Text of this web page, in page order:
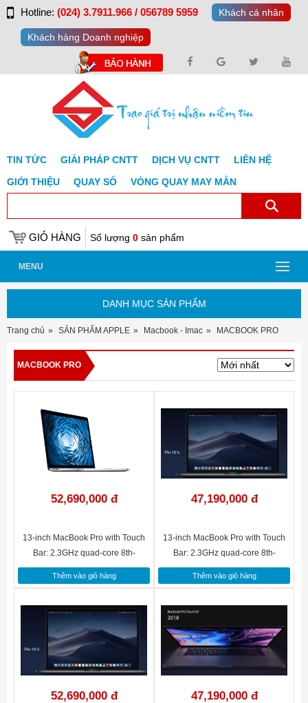
Hotline: (024) 3.7911.966 / 056789 5959 Khách cá nhân
Khách hàng Doanh nghiệp
TIN TỨC GIẢI PHÁP CNTT DỊCH VỤ CNTT
LIÊN HỆ
GIỚI THIỆU
QUAY SỐ VÒNG QUAY MAY MẮN
GIỎ HÀNG Số lượng 0 sản phẩm
MENU
DANH MỤC SẢN PHẨM
Trang chủ SẢN PHẨM APPLE Macbook - Imac MACBOOK PRO
MACBOOK PRO
52,690,000 đ
13-inch MacBook Pro with Touch
Bar: 2.3GHz quad-core 8th-
generation Intel Core i5 processor,
512GB - Silver(MR9V2SA/A)
Thêm vào giỏ hàng
47,190,000 đ
13-inch MacBook Pro with Touch
Bar: 2.3GHz quad-core 8th-
generation Intel Core i5 processor,
256GB - Silver(MR9U2SA/A)
Thêm vào giỏ hàng
52,690,000 đ 47,190,000 đ